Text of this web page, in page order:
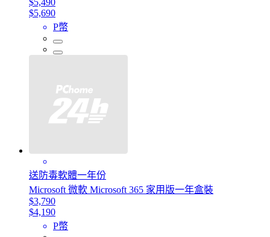
$5,490
$5,690
P幣
送防毒軟體一年份
Microsoft 微軟 Microsoft 365 家用版一年盒裝
$3,790
$4,190
P幣